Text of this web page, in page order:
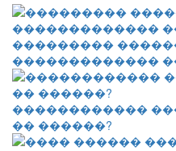
���������
�������������
������������
�� ������?